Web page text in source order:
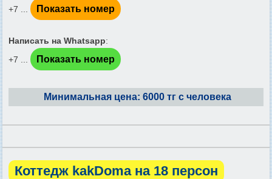
+7 ... Показать номер
Написать на Whatsapp:
+7 ...
Показать номер
Минимальная цена: 6000 тг с человека
Коттедж kakDoma на 18 персон